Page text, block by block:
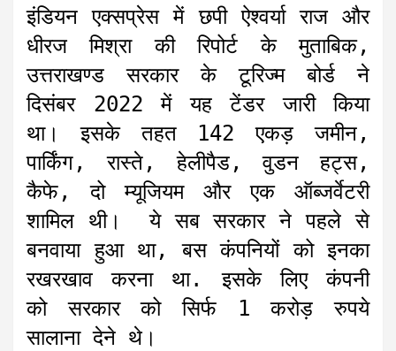
इंडियन एक्सप्रेस में छपी ऐश्वर्या राज और
धीरज मिश्रा की रिपोर्ट के मुताबिक,
उत्तराखण्ड सरकार के टूरिज्म बोर्ड ने
दिसंबर 2022 में यह टेंडर जारी किया
था। इसके तहत 142 एकड़ जमीन,
पार्किंग, रास्ते, हेलीपैड, वुडन हट्स,
कैफे, दो म्यूजियम और एक ऑब्जर्वेटरी
शामिल थी। ये सब सरकार ने पहले से
बनवाया हुआ था, बस कंपनियों को इनका
रखरखाव करना था. इसके लिए कंपनी
को सरकार को सिर्फ 1 करोड़ रुपये
सालाना देने थे।